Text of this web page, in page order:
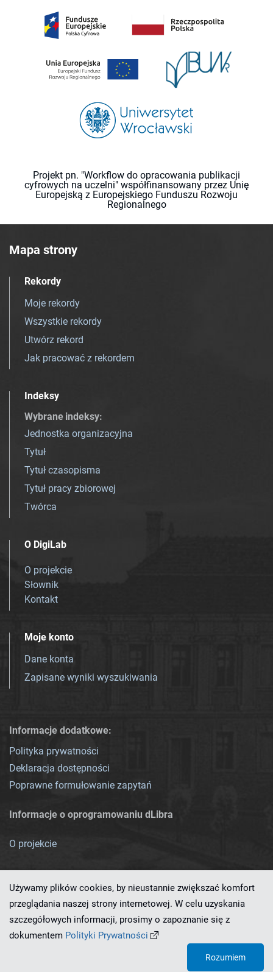
Projekt pn. "Workflow do opracowania publikacji
cyfrowych na uczelni" współfinansowany przez Unię
Europejską z Europejskiego Funduszu Rozwoju
Regionalnego
Mapa strony
Rekordy
Moje rekordy
Wszystkie rekordy
Utwórz rekord
Jak pracować z rekordem
Indeksy
Wybrane indeksy:
Jednostka organizacyjna
Tytuł
Tytuł czasopisma
Tytuł pracy zbiorowej
Twórca
O DigiLab
O projekcie
Słownik
Kontakt
Moje konto
Dane konta
Zapisane wyniki wyszukiwania
Informacje dodatkowe:
Polityka prywatności
Deklaracja dostępności
Poprawne formułowanie zapytań
Informacje o oprogramowaniu dLibra
O projekcie
Ten serwis działa dzięki oprogramowaniu
Używamy plików cookies, by nieustannie zwiększać komfort
przeglądania naszej strony internetowej. W celu uzyskania
szczegółowych informacji, prosimy o zapoznanie się z
dokumentem Polityki Prywatności
Rozumiem